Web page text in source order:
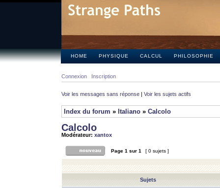
HOME PHYSIQUE CALCUL PHILOSOPHIE
Connexion Inscription
Voir les messages sans réponse | Voir les sujets actifs
Index du forum » Italiano » Calcolo
Calcolo
Modérateur: xantox
Page 1 sur 1 [ 0 sujets ]
Sujets